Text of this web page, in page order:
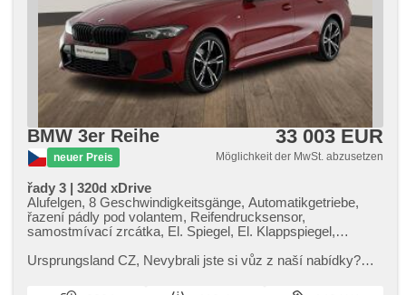
BMW 3er Reihe
neuer Preis
33 003 EUR
Möglichkeit der MwSt. abzusetzen
řady 3 | 320d xDrive
Alufelgen, 8 Geschwindigkeitsgänge, Automatikgetriebe,
řazení pádly pod volantem, Reifendrucksensor,
samostmívací zrcátka, El. Spiegel, El. Klappspiegel,
paměť nastavení sedadla řidiče, El. einstellbare Sitze,
beheizte Sitze, ambientní osvětlení interiéru, Parkassistent,
Ursprungsland CZ,​ Nevybrali jste si vůz z naší nabídky?
dovoz vozu na zakáz...